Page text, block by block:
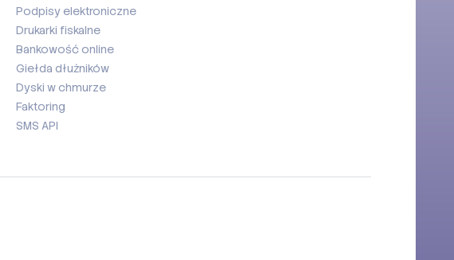
Podpisy elektroniczne
Drukarki fiskalne
Bankowość online
Giełda dłużników
Dyski w chmurze
Faktoring
SMS API